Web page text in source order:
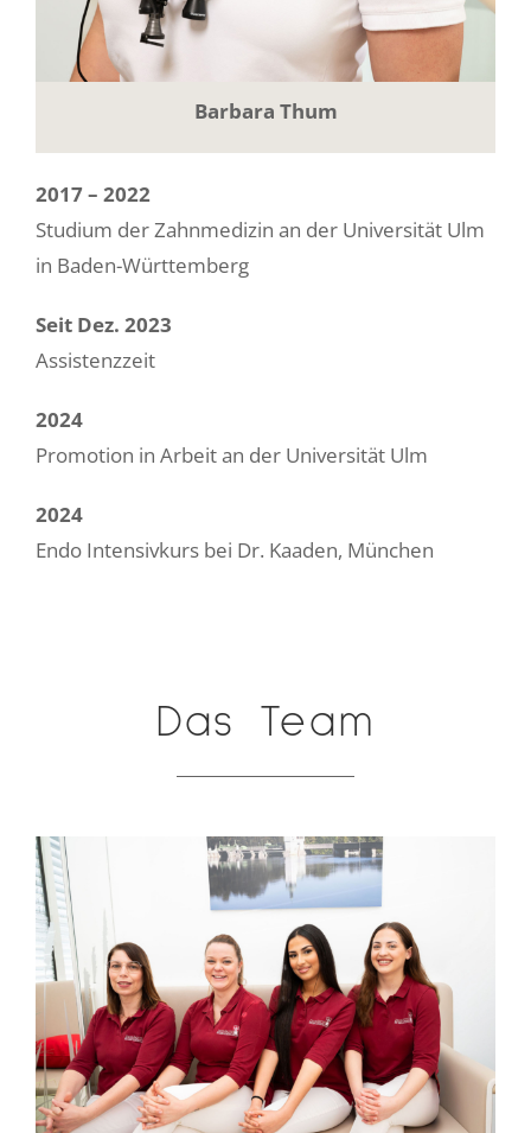
Barbara Thum
2017 – 2022
Studium der Zahnmedizin an der Universität Ulm
in Baden-Württemberg
Seit Dez. 2023
Assistenzzeit
2024
Promotion in Arbeit an der Universität Ulm
2024
Endo Intensivkurs bei Dr. Kaaden, München
Das Team